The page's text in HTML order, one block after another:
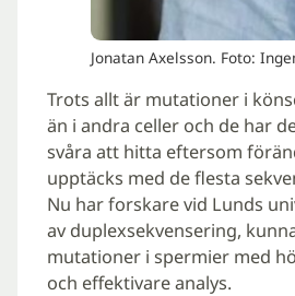
Jonatan Axelsson. Foto:
Trots allt är mutationer i
än i andra celler och de har
svåra att hitta eftersom
upptäcks med de flesta
Nu har forskare vid Lunds
av duplexsekvensering,
mutationer i spermier med
och effektivare analys.